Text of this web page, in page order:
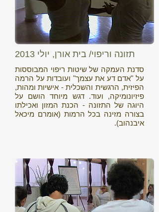
תזונה וריפוי/ בית אורן, יולי 2013
סדנת העמקה של שיטות ריפוי המבוססות
על "אדם דע את עצמך" ועובדות על הרמה
הפיזית, הרגשית והשכלית - אישיות ומהות,
פיזיונומיקה, ועוד. דגש מיוחד הושם על
היוגה של התזונה - הכנת המזון ואכילתו
בצורה מזינה בכל הרמות (אומרם מיכאל
איבנהוב).